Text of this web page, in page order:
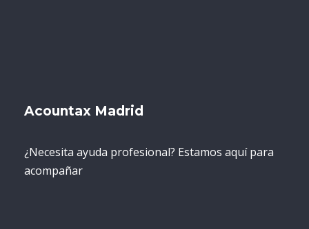
Acountax Madrid
¿Necesita ayuda profesional? Estamos aquí para
acompañar